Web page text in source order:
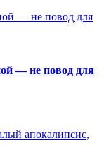
— не повод для
апокалипсис,